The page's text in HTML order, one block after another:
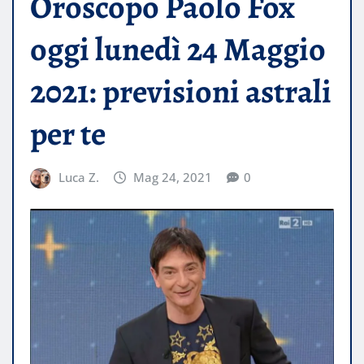
oggi lunedì 24 Maggio
2021: previsioni astrali
per te
Luca Z. Mag 24, 2021 0